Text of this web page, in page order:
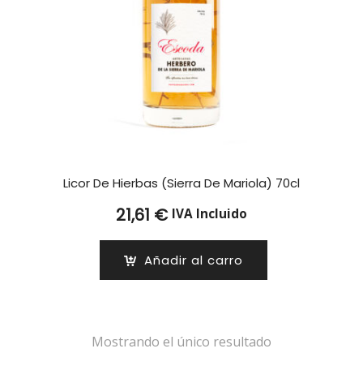
Licor De Hierbas (Sierra De Mariola) 70cl
21,61 € IVA Incluido
Añadir al carro
Mostrando el único resultado